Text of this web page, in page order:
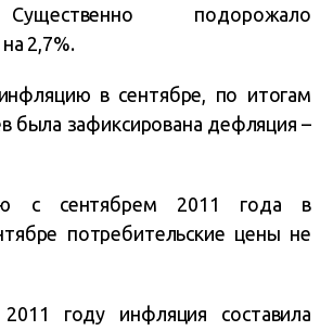
подорожало
2,7%.
в сентябре, по итогам
была зафиксирована дефляция –
с сентябрем 2011 года в
потребительские цены не
году инфляция составила